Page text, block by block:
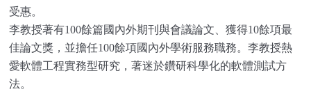
受惠。
李教授著有100餘篇國內外期刊與會議論文、獲得10餘項最
佳論文獎，並擔任100餘項國內外學術服務職務。李教授熱
愛軟體工程實務型研究，著迷於鑽研科學化的軟體測試方
法。